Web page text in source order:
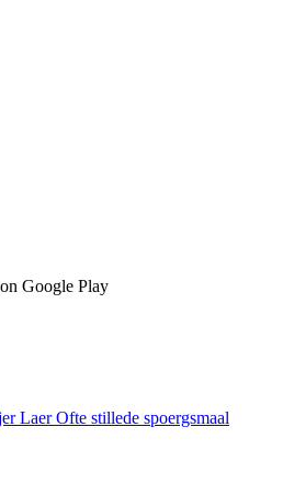
Google Play
LaerOfte stillede spoergsmaal